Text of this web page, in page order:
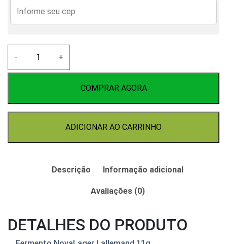
-
NovaLager
Lallemand
+
COMPRAR AGORA
ADICIONAR AO CARRINHO
Descrição Informação adicional
Avaliações (0)
DETALHES DO PRODUTO